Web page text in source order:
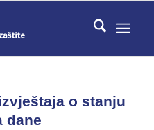
o stanju
dane